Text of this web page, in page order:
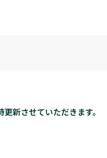
新させていただきます。